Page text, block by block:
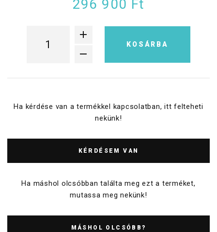
296 900 Ft
KOSÁRBA
Ha kérdése van a termékkel kapcsolatban, itt felteheti
nekünk!
KÉRDÉSEM VAN
Ha máshol olcsóbban találta meg ezt a terméket,
mutassa meg nekünk!
MÁSHOL OLCSÓBB?